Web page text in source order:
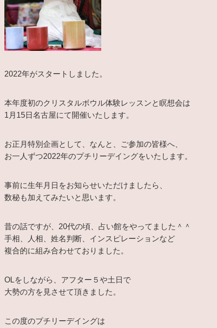
2022年がスタートしました。
本年度初のクリスタルボウル体験レッスンと瞑想会は
1月15日名古屋にて開催いたします。
お正月特別企画として、なんと、ご参加の皆様へ、
お一人ずつ2022年のプチリーデイングをいたします。
事前に生年月日をお知らせいただけましたら、
数秘も加えてみたいと思います。
昔の話ですが、20代の頃、占い館をやってました＾＾
手相、人相、姓名判断、インスピレーションなど
複合的に組み合わせておりました。
OLをしながら、アフター５や土日で
大勢の方を見させて頂きました。
この度のプチリーデイングは